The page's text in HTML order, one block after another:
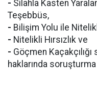
- Silahla Kasten
Teşebbüs,
- Bilişim Yolu ile Nitelikli
- Nitelikli Hırsızlık ve
- Göçmen Kaçakçılığı
haklarında soruşturma